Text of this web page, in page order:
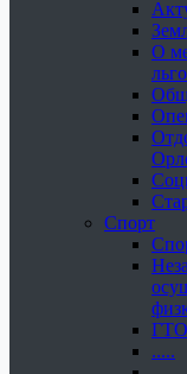
О
Спорт
ГТО
.....